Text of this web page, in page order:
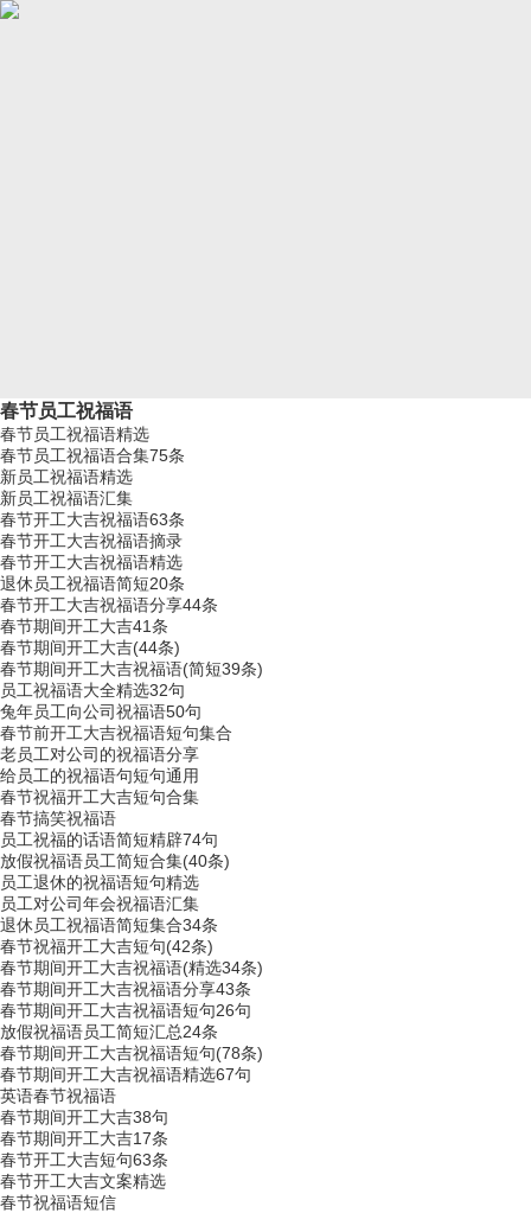
春节员工祝福语
春节员工祝福语精选
春节员工祝福语合集75条
新员工祝福语精选
新员工祝福语汇集
春节开工大吉祝福语63条
春节开工大吉祝福语摘录
春节开工大吉祝福语精选
退休员工祝福语简短20条
春节开工大吉祝福语分享44条
春节期间开工大吉41条
春节期间开工大吉(44条)
春节期间开工大吉祝福语(简短39条)
员工祝福语大全精选32句
兔年员工向公司祝福语50句
春节前开工大吉祝福语短句集合
老员工对公司的祝福语分享
给员工的祝福语句短句通用
春节祝福开工大吉短句合集
春节搞笑祝福语
员工祝福的话语简短精辟74句
放假祝福语员工简短合集(40条)
员工退休的祝福语短句精选
员工对公司年会祝福语汇集
退休员工祝福语简短集合34条
春节祝福开工大吉短句(42条)
春节期间开工大吉祝福语(精选34条)
春节期间开工大吉祝福语分享43条
春节期间开工大吉祝福语短句26句
放假祝福语员工简短汇总24条
春节期间开工大吉祝福语短句(78条)
春节期间开工大吉祝福语精选67句
英语春节祝福语
春节期间开工大吉38句
春节期间开工大吉17条
春节开工大吉短句63条
春节开工大吉文案精选
春节祝福语短信